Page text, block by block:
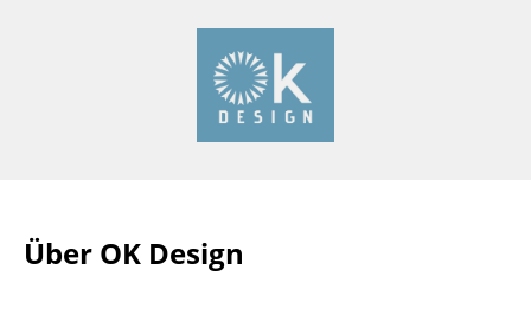
Bürosessel
Über OK Design